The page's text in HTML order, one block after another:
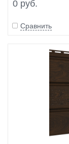
0 руб.
Сравнить